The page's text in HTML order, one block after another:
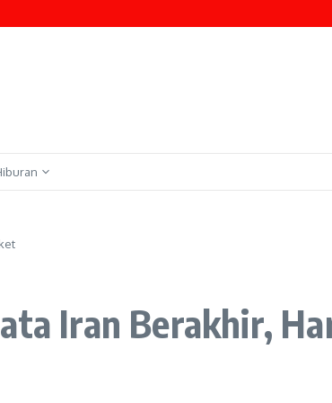
Iran Berakhir,